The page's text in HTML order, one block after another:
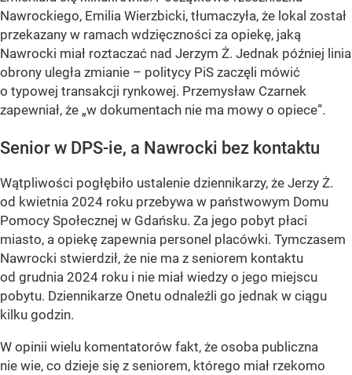
Nawrockiego, Emilia Wierzbicki, tłumaczyła, że lokal został
przekazany w ramach wdzięczności za opiekę, jaką
Nawrocki miał roztaczać nad Jerzym Ż. Jednak później linia
obrony uległa zmianie – politycy PiS zaczęli mówić
o typowej transakcji rynkowej. Przemysław Czarnek
zapewniał, że „w dokumentach nie ma mowy o opiece”.
Senior w DPS-ie, a Nawrocki bez kontaktu
Wątpliwości pogłębiło ustalenie dziennikarzy, że Jerzy Ż.
od kwietnia 2024 roku przebywa w państwowym Domu
Pomocy Społecznej w Gdańsku. Za jego pobyt płaci
miasto, a opiekę zapewnia personel placówki. Tymczasem
Nawrocki stwierdził, że nie ma z seniorem kontaktu
od grudnia 2024 roku i nie miał wiedzy o jego miejscu
pobytu. Dziennikarze Onetu odnaleźli go jednak w ciągu
kilku godzin.
W opinii wielu komentatorów fakt, że osoba publiczna
nie wie, co dzieje się z seniorem, którego miał rzekomo